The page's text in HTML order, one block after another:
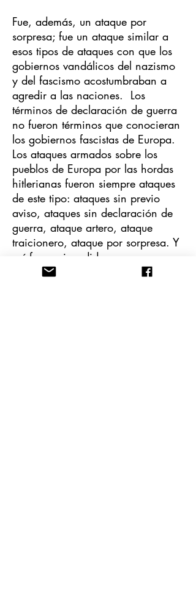
Fue, además, un ataque por
sorpresa; fue un ataque similar a
esos tipos de ataques con que los
gobiernos vandálicos del nazismo
y del fascismo acostumbraban a
agredir a las naciones. Los
términos de declaración de guerra
no fueron términos que conocieran
los gobiernos fascistas de Europa.
Los ataques armados sobre los
pueblos de Europa por las hordas
hitlerianas fueron siempre ataques
de este tipo: ataques sin previo
aviso, ataques sin declaración de
guerra, ataque artero, ataque
traicionero, ataque por sorpresa. Y
así fueron invadidos por sorpresa
Polonia, Bélgica, Noruega,